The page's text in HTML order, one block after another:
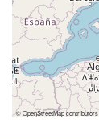
©OpenStreetMapcontributors